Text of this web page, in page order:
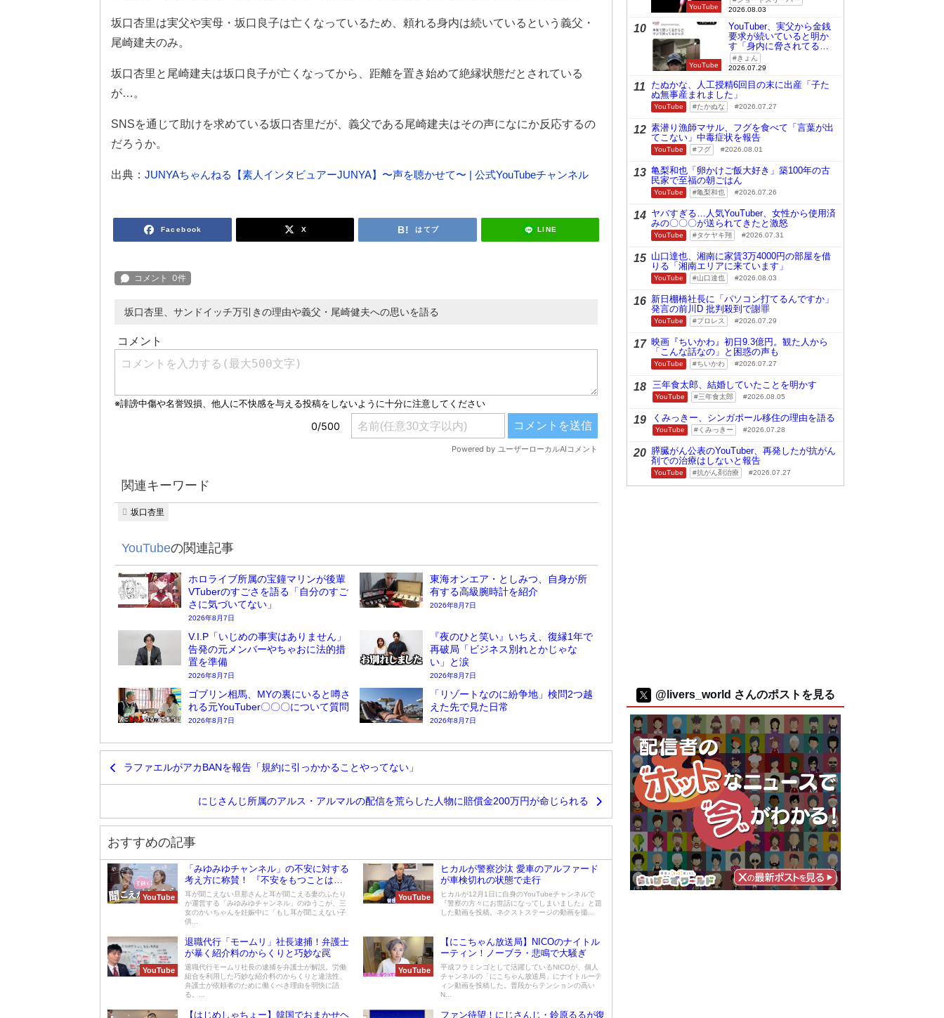
坂口杏里は実父や実母・坂口良子は亡くなっているため、頼れる身内は続いているという義父・
尾崎建夫のみ。
坂口杏里と尾崎建夫は坂口良子が亡くなってから、距離を置き始めて絶縁状態だとされている
が…。
SNSを通じて助けを求めている坂口杏里だが、義父である尾崎建夫はその声になにか反応するの
だろうか。
出典： JUNYAちゃんねる【素人インタビュアーJUNYA】〜声を聴かせて〜 | 公式YouTubeチャンネル
Facebook X はてブ LINE
坂口杏里、サンドイッチ万引きの理由や義父・尾崎健夫への思いを語る
関連キーワード
坂口杏里
YouTubeの関連記事
ホロライブ所属の宝鐘マリンが後輩
VTuberのすごさを語る「自分のすご
さに気づいてない」
2026年8月7日
東海オンエア・としみつ、自身が所
有する高級腕時計を紹介
2026年8月7日
V.I.P「いじめの事実はありません」
告発の元メンバーやちゃおに法的措
置を準備
2026年8月7日
『夜のひと笑い』いちえ、復縁1年で
再破局「ビジネス別れとかじゃな
い」と涙
2026年8月7日
ゴブリン相馬、MYの裏にいると噂さ
れる元YouTuber〇〇〇について質問
2026年8月7日
「リゾートなのに紛争地」検問2つ越
えた先で見た日常
2026年8月7日
ラファエルがアカBANを報告「規約に引っかかることやってない」
にじさんじ所属のアルス・アルマルの配信を荒らした人物に賠償金200万円が命じられる
おすすめの記事
YouTube
「みゆみゆチャンネル」の不安に対する
考え方に称賛！ 『不安をもつことは無
駄』
耳が聞こえない旦那さんと耳が聞こえる妻のふたり
が運営する「みゆみゆチャンネル」のゆうこが、三
女のかいちゃんを妊娠中に「もし耳が聞こえない子
供...
YouTube
ヒカルが警察沙汰 愛車のアルファード
が車検切れの状態で走行
ヒカルが12月1日に自身のYouTubeチャンネルで
『警察の方々にお世話になってしまいました』と題
した動画を投稿。ネクストステージの動画を撮...
YouTube
退職代行「モームリ」社長逮捕！弁護士
が暴く紹介料のからくりと巧妙な罠
退職代行モームリ社長の逮捕を弁護士が解説。労働
組合を利用した巧妙な紹介料のからくりと違法性、
弁護士が依頼者のために働くべき理由を明快に語
る。...
YouTube
【にこちゃん放送局】NICOのナイトル
ーティン！ノーブラ・悲鳴で大騒ぎ
平成フラミンゴとして活躍しているNICOが、個人
チャンネルの「にこちゃん放送局」にナイトルーテ
ィン動画を投稿した。普段からテンションの高い
N...
【はじめしゃちょー】韓国でおまかせヘ ファン待望！にじさんじ・鈴原るるが復
YouTube
2026.08.03
10
YouTube
YouTuber、実父から金銭
要求が続いていると明か
す「身内に脅されてる
の」きょん
2026.07.29
11
たぬかな、人工授精6回目の末に出産「子た
ぬ無事産まれました」
YouTube たかぬな 2026.07.27
12 素潜り漁師マサル、フグを食べて「言葉が出
てこない」中毒症状を報告
YouTube フグ 2026.08.01
13 亀梨和也「卵かけご飯大好き」築100年の古
民家で至福の朝ごはん
YouTube 亀梨和也 2026.07.26
14 ヤバすぎる…人気YouTuber、女性から使用済
みの〇〇〇が送られてきたと激怒
YouTube タケヤキ翔 2026.07.31
15 山口達也、湘南に家賃3万4000円の部屋を借
りる「湘南エリアに来ています」
YouTube 山口達也 2026.08.03
16 新日棚橋社長に「パソコン打てるんですか」
発言の前川D 批判殺到で謝罪
YouTube プロレス 2026.07.29
17 映画『ちいかわ』初日9.3億円。観た人から
「こんな話なの」と困惑の声も
YouTube ちいかわ 2026.07.27
18 三年食太郎、結婚していたことを明かす
YouTube 三年食太郎 2026.08.05
19 くみっきー、シンガポール移住の理由を語る
YouTube くみっきー 2026.07.28
20 膵臓がん公表のYouTuber、再発したが抗がん
剤での治療はしないと報告
YouTube 抗がん剤治療 2026.07.27
@livers_world さんのポストを見る